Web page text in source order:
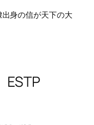
身の信が天下の大